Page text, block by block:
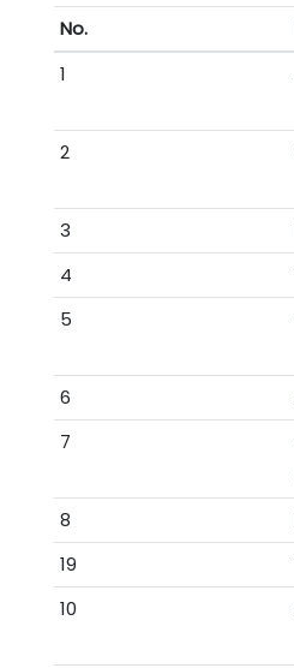
No.
1
2
3
4
5
6
7
8
19
10